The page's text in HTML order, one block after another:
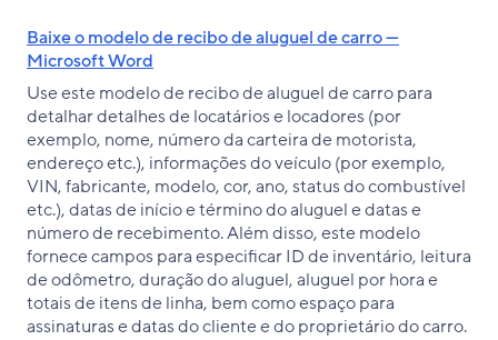
Baixe o modelo de recibo de aluguel de carro —
Microsoft Word
Use este modelo de recibo de aluguel de carro para
detalhar detalhes de locatários e locadores (por
exemplo, nome, número da carteira de motorista,
endereço etc.), informações do veículo (por exemplo,
VIN, fabricante, modelo, cor, ano, status do combustível
etc.), datas de início e término do aluguel e datas e
número de recebimento. Além disso, este modelo
fornece campos para especificar ID de inventário, leitura
de odômetro, duração do aluguel, aluguel por hora e
totais de itens de linha, bem como espaço para
assinaturas e datas do cliente e do proprietário do carro.